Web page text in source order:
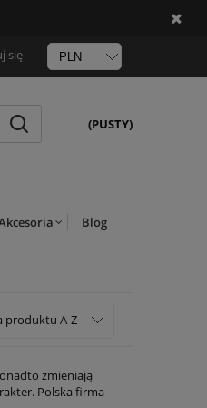
się
(PUSTY)
Blog
produktu A-Z
zmieniają
Polska firma